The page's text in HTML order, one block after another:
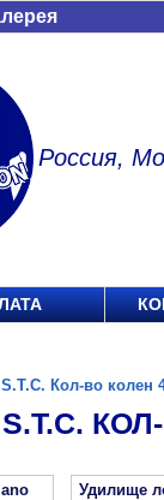
Россия,
Кол-во колен
S.T.C.
Удилище